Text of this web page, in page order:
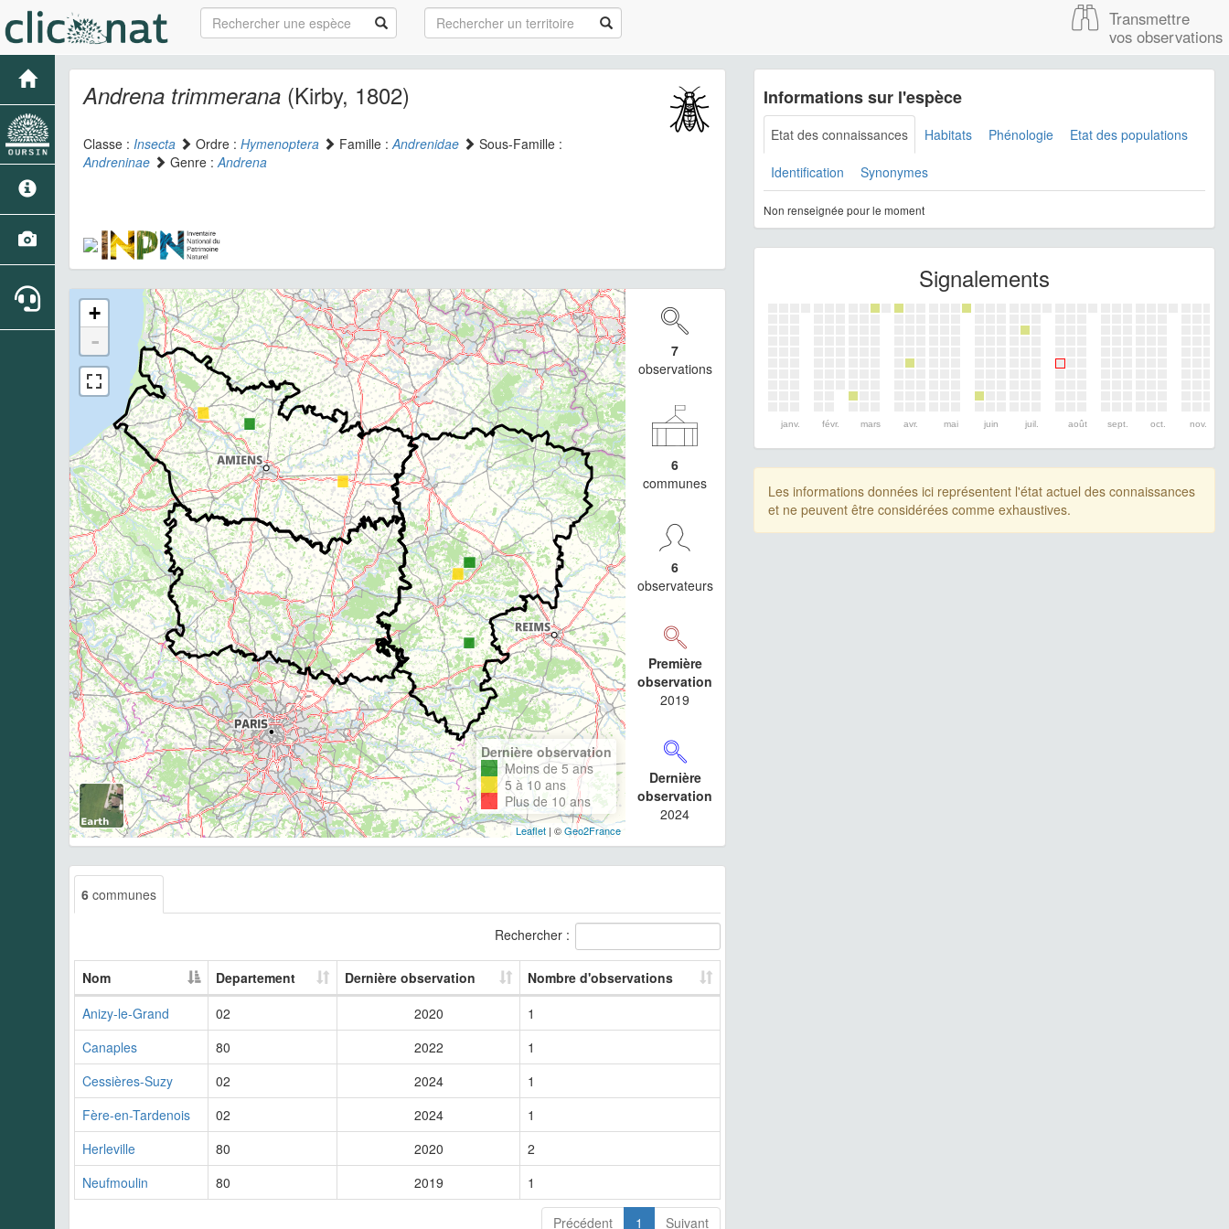
Transmettre
vos observations
Andrena trimmerana (Kirby, 1802)
Classe : Insecta Ordre : Hymenoptera Famille :Andrenidae
Sous-Famille :
Andreninae
Genre :Andrena
+
-
Dernière observation
Moins de 5 ans
5 à 10 ans
Plus de 10 ans
Leaflet| ©Geo2France
7
observations
6
communes
6
observateurs
Première
observation
2019
Dernière
observation
2024
6 communes
Rechercher :
Nom Departement Dernière observation
Nombre d'observations
Anizy-le-Grand
02 2020
1
Canaples
80 2022
1
Cessières-Suzy
02 2024
1
Fère-en-Tardenois
02 2024
1
Herleville
80 2020
2
Neufmoulin
80 2019 1
Précédent 1 Suivant
Informations sur l'espèce
Etat des connaissances Habitats Phénologie Etat des populations
Identification Synonymes
Non renseignée pour le moment
Signalements
janv. févr. mars avr. mai juin juil. août sept. oct. nov.
Les informations données ici représentent l'état actuel des connaissances
et ne peuvent être considérées comme exhaustives.